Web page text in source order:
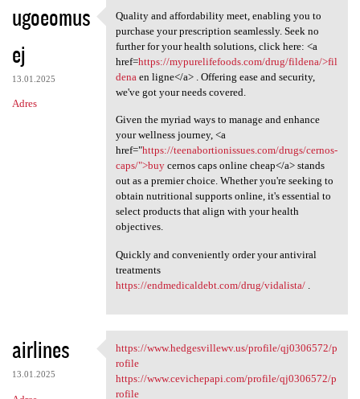
ugoeomus
ej
13.01.2025
Adres
Quality and affordability
Quality and affordability meet, enabling you to
purchase your prescription seamlessly. Seek no
further for your health solutions, click here: <a
href=https://mypurelifefoods.com/drug/fildena/>fil
dena en ligne</a> . Offering ease and security,
we've got your needs covered.
Given the myriad ways to manage and enhance
your wellness journey, <a
href="https://teenabortionissues.com/drugs/cernos-
caps/">buycernos caps online cheap</a> stands
out as a premier choice. Whether you're seeking to
obtain nutritional supports online, it's essential to
select products that align with your health
objectives.
Quickly and conveniently order your antiviral
treatments
https://endmedicaldebt.com/drug/vidalista/.
airlines
13.01.2025
https://www.hedgesvillewv.us
https://www.hedgesvillewv.us/profile/qj0306572/p
rofile
https://www.cevichepapi.com/profile/qj0306572/p
rofile